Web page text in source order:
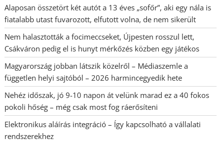
Alaposan összetört két autót a 13 éves „sofőr”, aki egy nála is
fiatalabb utast fuvarozott, elfutott volna, de nem sikerült
Nem halasztották a focimeccseket, Újpesten rosszul lett,
Csákváron pedig el is hunyt mérkőzés közben egy játékos
Magyarország jobban látszik közelről – Médiaszemle a
független helyi sajtóból – 2026 harmincegyedik hete
Nehéz időszak, jó 9-10 napon át velünk marad ez a 40 fokos
pokoli hőség – még csak most fog ráerősíteni
Elektronikus aláírás integráció – Így kapcsolható a vállalati
rendszerekhez